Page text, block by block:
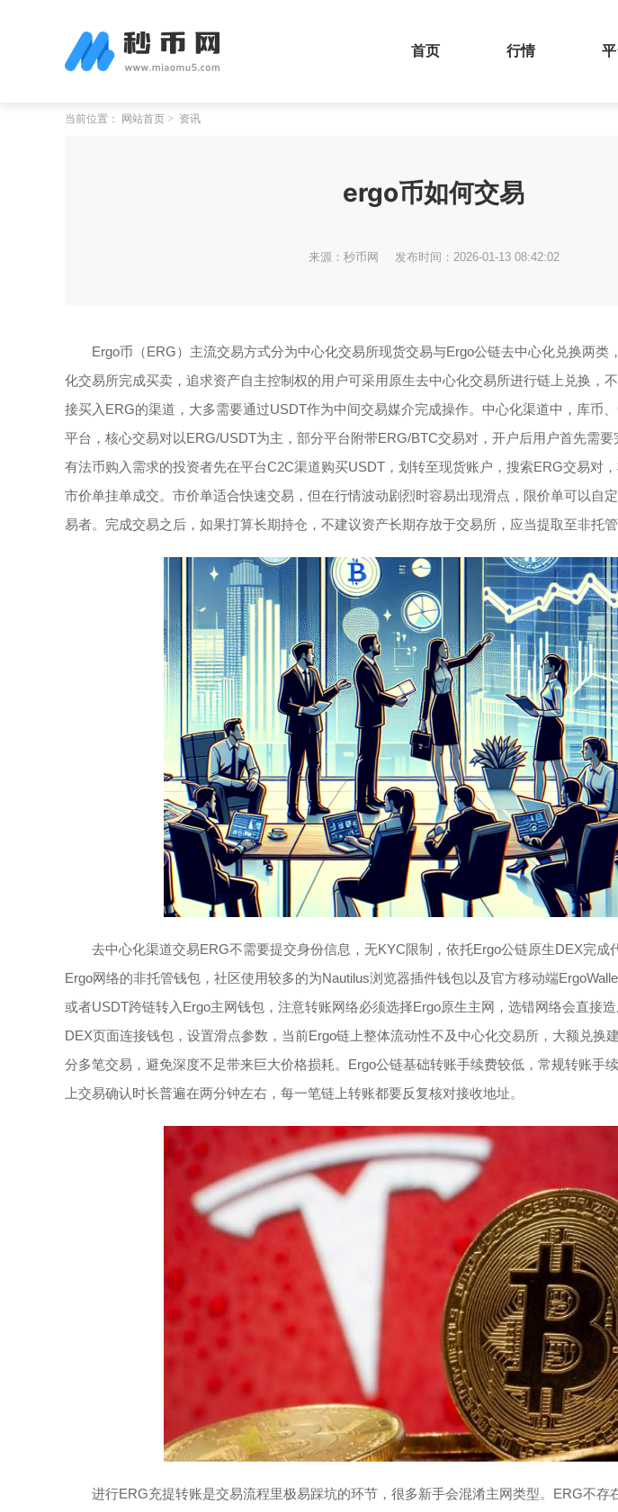
首页 行情
当前位置： 网站首页 资讯
ergo币如何交易
来源：秒币网 发布时间：2026-01-13 08:42:02
Ergo币（ERG）主流交易方式分为中心化交易所现货交易与Ergo公链去中心化兑换两类
化交易所完成买卖，追求资产自主控制权的用户可采用原生去中心化交易所进行链上兑换，
接买入ERG的渠道，大多需要通过USDT作为中间交易媒介完成操作。中心化渠道中，库币
平台，核心交易对以ERG/USDT为主，部分平台附带ERG/BTC交易对，开户后用户首先需要
有法币购入需求的投资者先在平台C2C渠道购买USDT，划转至现货账户，搜索ERG交易对
市价单挂单成交。市价单适合快速交易，但在行情波动剧烈时容易出现滑点，限价单可以自
易者。完成交易之后，如果打算长期持仓，不建议资产长期存放于交易所，应当提取至非托管
去中心化渠道交易ERG不需要提交身份信息，无KYC限制，依托Ergo公链原生DEX完成
Ergo网络的非托管钱包，社区使用较多的为Nautilus浏览器插件钱包以及官方移动端
或者USDT跨链转入Ergo主网钱包，注意转账网络必须选择Ergo原生主网，选错网络会直接
DEX页面连接钱包，设置滑点参数，当前Ergo链上整体流动性不及中心化交易所，大额兑换
分多笔交易，避免深度不足带来巨大价格损耗。Ergo公链基础转账手续费较低，常规转账手
上交易确认时长普遍在两分钟左右，每一笔链上转账都要反复核对接收地址。
进行ERG充提转账是交易流程里极易踩坑的环节，很多新手会混淆主网类型。ERG不存